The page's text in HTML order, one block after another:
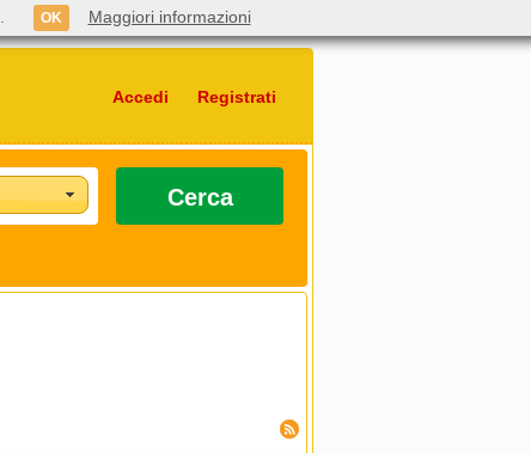
Accedi Registrati
Cerca
OK Maggiori informazioni